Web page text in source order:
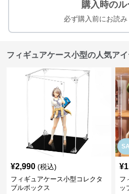
購入時の
必ず購入前にお読み
フィギュアケース小型の人気ア
¥2,990 (税込)
フィギュアケース小型コレクタ
ブルボックス
¥
フ
ッ